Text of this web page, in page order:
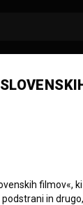
filmov«,
in